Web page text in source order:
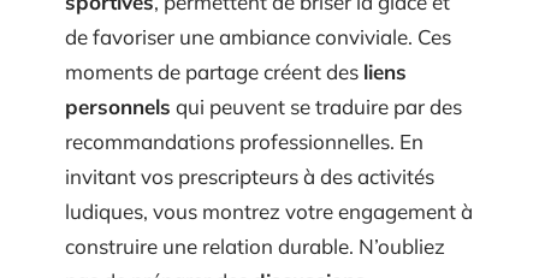
sportives , permettent de briser la glace et
de favoriser une ambiance conviviale. Ces
moments de partage créent des
liens
personnels qui peuvent se traduire par des
recommandations professionnelles. En
invitant vos prescripteurs à des activités
ludiques, vous montrez votre engagement à
construire une relation durable. N’oubliez